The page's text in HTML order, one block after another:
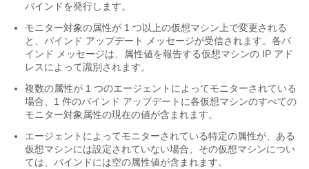
バインドを発行します。
モニター対象の属性が 1 つ以上の仮想マシン上で変更される
と、バインド アップデート メッセージが受信されます。各バ
インド メッセージは、属性値を報告する仮想マシンの IP アド
レスによって識別されます。
複数の属性が 1 つのエージェントによってモニターされている
場合、1 件のバインド アップデートに各仮想マシンのすべての
モニター対象属性の現在の値が含まれます。
エージェントによってモニターされている特定の属性が、ある
仮想マシンには設定されていない場合、その仮想マシンについ
ては、バインドには空の属性値が含まれます。